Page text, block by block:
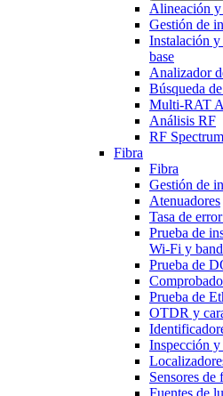
Alineación y
Gestión de
Instalación y
base
Analizador
Búsqueda
Multi-RAT
Análisis RF
RF
Fibra
Fibra
Gestión de
Atenuadores
Tasa de
Prueba de
Wi-Fi y
Prueba de
Prueba de
OTDR y
Inspección
Sensores de